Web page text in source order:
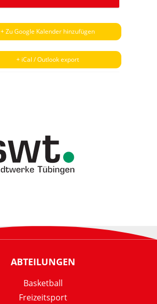
+ Zu Google Kalender hinzufügen
+ iCal / Outlook export
ABTEILUNGEN
Basketball
Freizeitsport